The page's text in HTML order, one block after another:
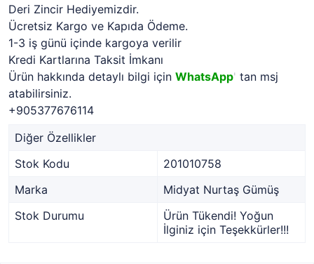
Deri Zincir Hediyemizdir.
Ücretsiz Kargo ve Kapıda Ödeme.
1-3 iş günü içinde kargoya verilir
Kredi Kartlarına Taksit İmkanı
Ürün hakkında detaylı bilgi için WhatsApp' tan msj
atabilirsiniz.
+905377676114
Diğer Özellikler
Stok Kodu
201010758
Marka
Midyat Nurtaş Gümüş
Stok Durumu
Ürün Tükendi! Yoğun
İlginiz için Teşekkürler!!!